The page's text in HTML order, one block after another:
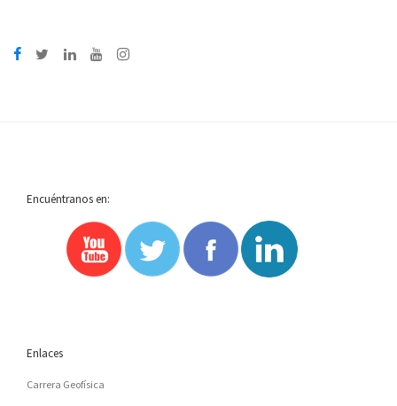
Encuéntranos en:
Enlaces
Carrera Geofísica